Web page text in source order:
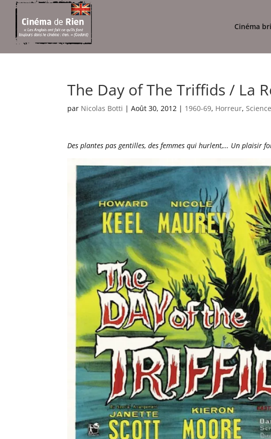
Cinéma
The Day of The Triffids / La
par Nicolas Botti |Août 30, 2012 | 1960-69, Horreur,
Des plantes pas gentilles, des femmes qui hurlent,… Un plaisir